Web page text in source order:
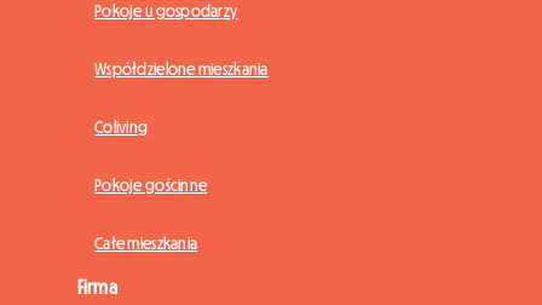
Pokoje u gospodarzy
Współdzielone mieszkania
Coliving
Pokoje gościnne
Całe mieszkania
Firma